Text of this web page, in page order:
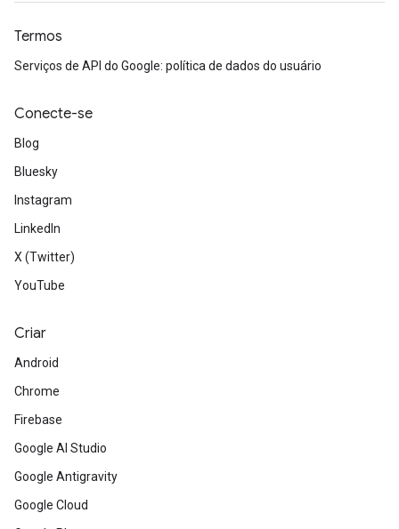
Termos
Serviços de API do Google: política de dados do usuário
Conecte-se
Blog
Bluesky
Instagram
LinkedIn
X (Twitter)
YouTube
Criar
Android
Chrome
Firebase
Google AI Studio
Google Antigravity
Google Cloud